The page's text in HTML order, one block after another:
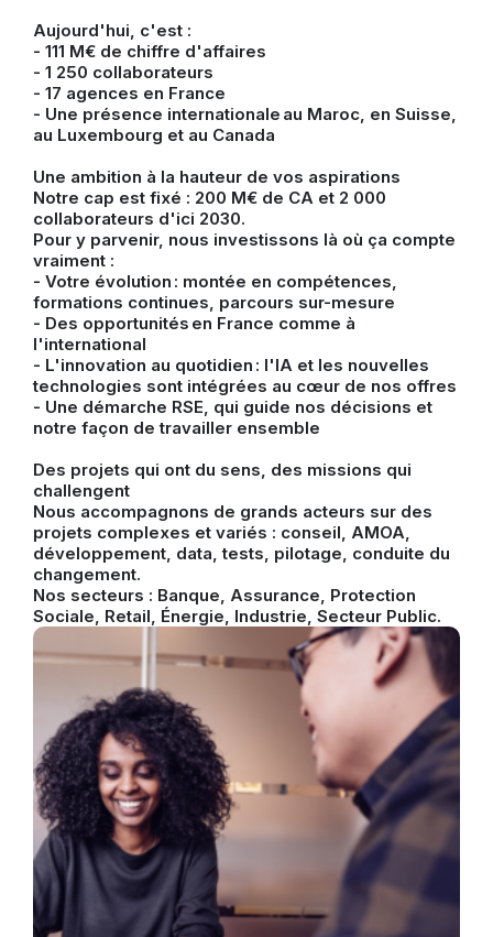
Aujourd'hui, c'est :
- 111 M€ de chiffre d'affaires
- 1 250 collaborateurs
- 17 agences en France
- Une présence internationale au Maroc, en Suisse,
au Luxembourg et au Canada
Une ambition à la hauteur de vos aspirations
Notre cap est fixé : 200 M€ de CA et 2 000
collaborateurs d'ici 2030.
Pour y parvenir, nous investissons là où ça compte
vraiment :
- Votre évolution : montée en compétences,
formations continues, parcours sur-mesure
- Des opportunités en France comme à
l'international
- L'innovation au quotidien : l'IA et les nouvelles
technologies sont intégrées au cœur de nos offres
- Une démarche RSE, qui guide nos décisions et
notre façon de travailler ensemble
Des projets qui ont du sens, des missions qui
challengent
Nous accompagnons de grands acteurs sur des
projets complexes et variés : conseil, AMOA,
développement, data, tests, pilotage, conduite du
changement.
Nos secteurs : Banque, Assurance, Protection
Sociale, Retail, Énergie, Industrie, Secteur Public.